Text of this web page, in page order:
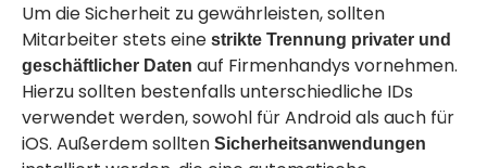
Um die Sicherheit zu gewährleisten, sollten
Mitarbeiter stets eine strikte Trennung privater und
geschäftlicher Daten auf Firmenhandys vornehmen.
Hierzu sollten bestenfalls unterschiedliche IDs
verwendet werden, sowohl für Android als auch für
iOS. Außerdem sollten Sicherheitsanwendungen